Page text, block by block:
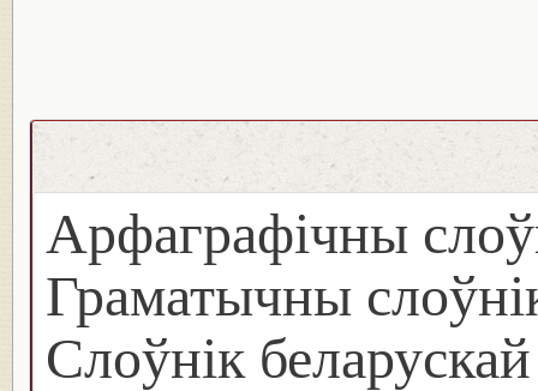
Арфаграфічны
Граматычны
Слоўнік